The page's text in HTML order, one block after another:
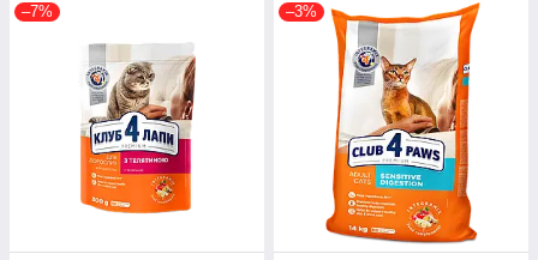
–7% –3%